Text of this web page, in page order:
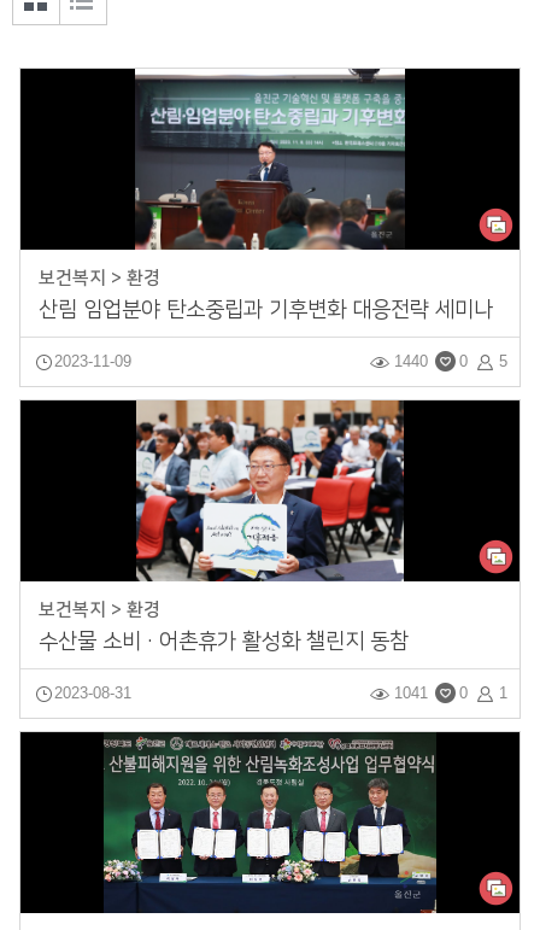
리형 형 보
보건복지 > 환경
산림 임업분야 탄소중립과 기후변화 대응전략 세미나
2023-11-09 5
0
1440
보건복지 > 환경
수산물 소비·어촌휴가 활성화 챌린지 동참
2023-08-31 1
0
1041